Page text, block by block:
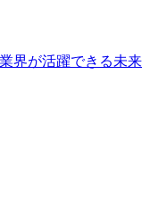
界が活躍できる未